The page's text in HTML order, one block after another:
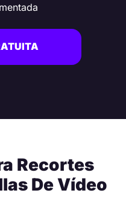
Recortes
De Vídeo